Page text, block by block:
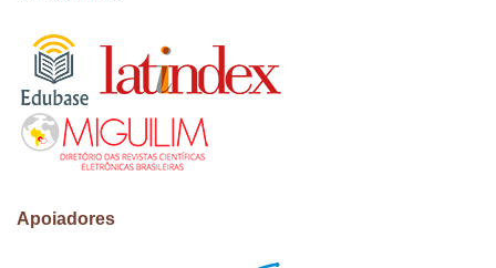
Apoiadores